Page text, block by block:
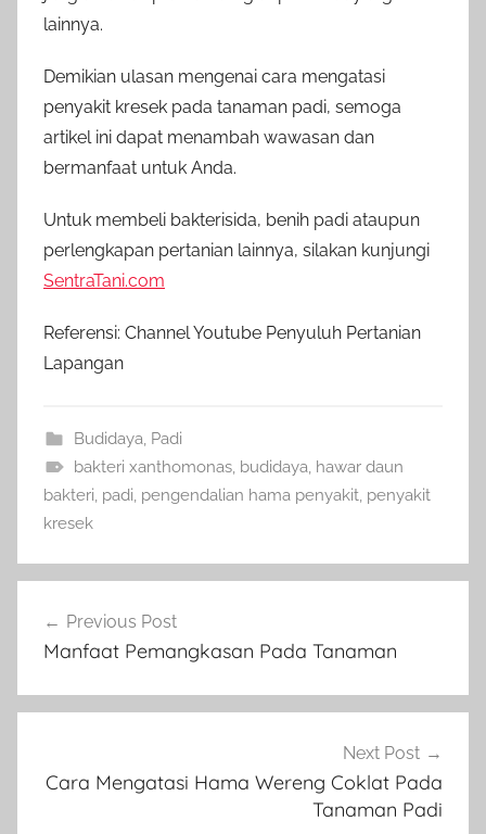
lainnya.
Demikian ulasan mengenai cara mengatasi
penyakit kresek pada tanaman padi, semoga
artikel ini dapat menambah wawasan dan
bermanfaat untuk Anda.
Untuk membeli bakterisida, benih padi ataupun
perlengkapan pertanian lainnya, silakan kunjungi
SentraTani.com
Referensi: Channel Youtube Penyuluh Pertanian
Lapangan
Budidaya, Padi
bakteri xanthomonas, budidaya, hawar daun
bakteri, padi, pengendalian hama penyakit, penyakit
kresek
pos
Previous Post
Manfaat Pemangkasan Pada Tanaman
Next Post
Cara Mengatasi Hama Wereng Coklat Pada
Tanaman Padi